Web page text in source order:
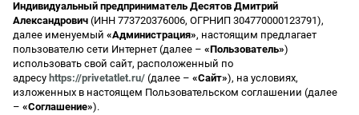
Индивидуальный предприниматель Десятов Дмитрий
Александрович (ИНН 773720376006, ОГРНИП 304770000123791),
далее именуемый «Администрация», настоящим предлагает
пользователю сети Интернет (далее – «Пользователь»)
использовать свой сайт, расположенный по
адресу https://privetatlet.ru/ (далее – «Сайт»), на условиях,
изложенных в настоящем Пользовательском соглашении (далее
– «Соглашение»).